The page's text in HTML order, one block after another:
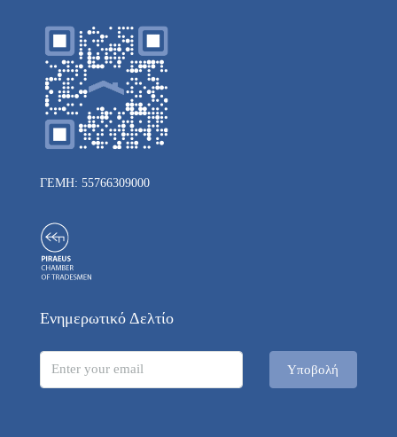
ΓΕΜΗ: 55766309000
Ενημερωτικό Δελτίο
Υποβολή